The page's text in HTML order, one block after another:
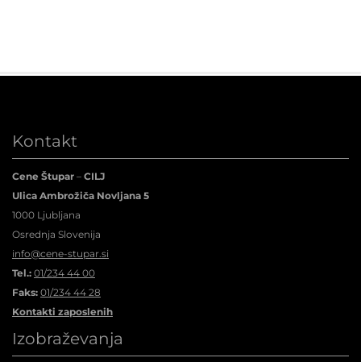
Kontakt
Cene Štupar – CILJ
Ulica Ambrožiča Novljana 5
1000 Ljubljana
Osrednja Slovenija
info@cene-stupar.si
Tel.: 01/234 44 00
Faks: 01/234 44 28
Kontakti zaposlenih
Izobraževanja